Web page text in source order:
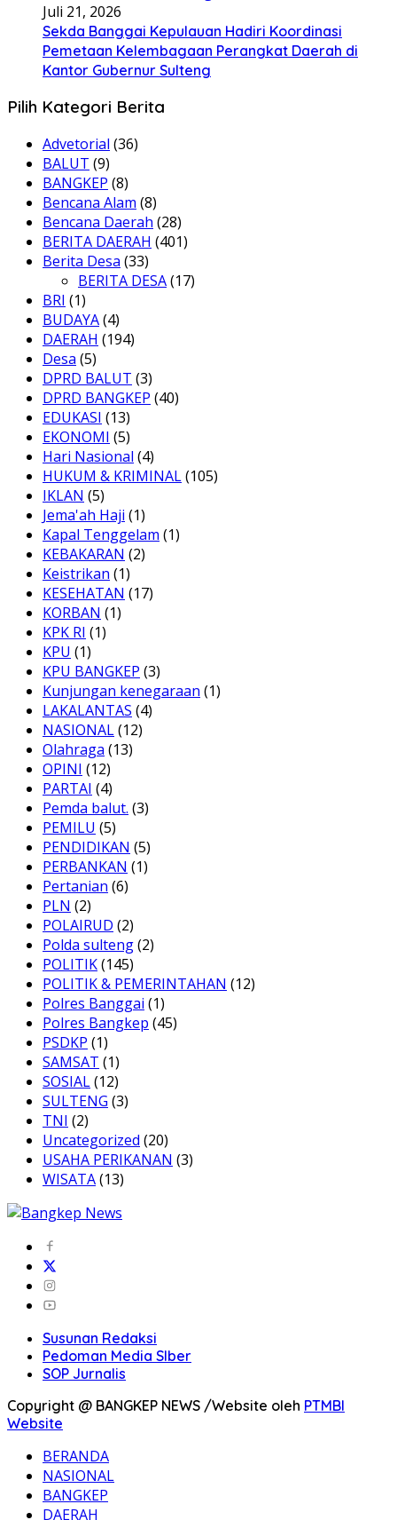
Juli 21, 2026
Sekda Banggai Kepulauan Hadiri Koordinasi
Pemetaan Kelembagaan Perangkat Daerah di
Kantor Gubernur Sulteng
Pilih Kategori Berita
Advetorial (36)
BALUT (9)
BANGKEP (8)
Bencana Alam (8)
Bencana Daerah (28)
BERITA DAERAH (401)
Berita Desa (33)
BERITA DESA(17)
BRI (1)
BUDAYA(4)
DAERAH (194)
Desa (5)
DPRD BALUT (3)
DPRD BANGKEP (40)
EDUKASI (13)
EKONOMI (5)
Hari Nasional (4)
HUKUM & KRIMINAL(105)
IKLAN (5)
Jema'ah Haji (1)
Kapal Tenggelam (1)
KEBAKARAN (2)
Keistrikan (1)
KESEHATAN (17)
KORBAN (1)
KPK RI (1)
KPU (1)
KPU BANGKEP (3)
Kunjungan kenegaraan (1)
LAKALANTAS (4)
NASIONAL(12)
Olahraga (13)
OPINI (12)
PARTAI (4)
Pemda balut. (3)
PEMILU (5)
PENDIDIKAN (5)
PERBANKAN (1)
Pertanian (6)
PLN (2)
POLAIRUD (2)
Polda sulteng(2)
POLITIK(145)
POLITIK & PEMERINTAHAN (12)
Polres Banggai (1)
Polres Bangkep (45)
PSDKP (1)
SAMSAT (1)
SOSIAL(12)
SULTENG (3)
TNI (2)
Uncategorized (20)
USAHA PERIKANAN (3)
WISATA(13)
Susunan Redaksi
Pedoman Media SIber
SOP Jurnalis
Copyright @ BANGKEP NEWS /Website oleh PTMBI
Website
BERANDA
NASIONAL
BANGKEP
DAERAH